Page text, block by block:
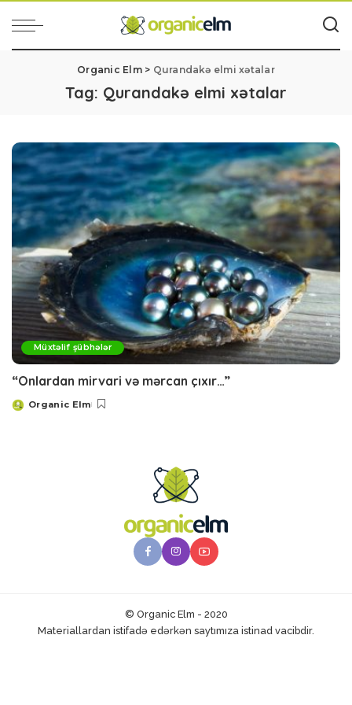
Organic Elm> Qurandakə elmi xətalar
Tag: Qurandakə elmi xətalar
Müxtəlif şübhələr
“Onlardan mirvari və mərcan çıxır…”
Posted
Organic Elm
© Organic Elm - 2020
Materiallardan istifadə edərkən saytımıza istinad vacibdir.